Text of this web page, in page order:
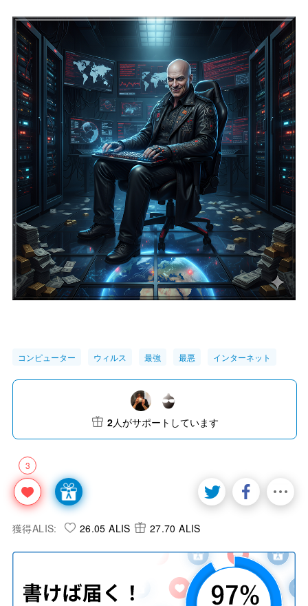
コンピューター ウィルス 最強 最悪 インターネット
3
2人がサポートしています
獲得ALIS: 26.05 ALIS 27.70 ALIS